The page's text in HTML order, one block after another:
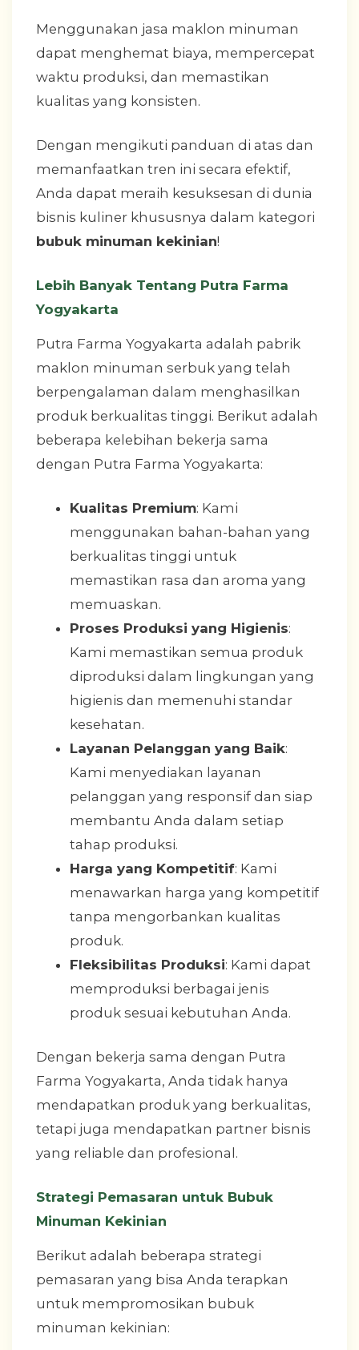
Menggunakan jasa maklon minuman
dapat menghemat biaya, mempercepat
waktu produksi, dan memastikan
kualitas yang konsisten.
Dengan mengikuti panduan di atas dan
memanfaatkan tren ini secara efektif,
Anda dapat meraih kesuksesan di dunia
bisnis kuliner khususnya dalam kategori
bubuk minuman kekinian!
Lebih Banyak Tentang Putra Farma
Yogyakarta
Putra Farma Yogyakarta adalah pabrik
maklon minuman serbuk yang telah
berpengalaman dalam menghasilkan
produk berkualitas tinggi. Berikut adalah
beberapa kelebihan bekerja sama
dengan Putra Farma Yogyakarta:
Kualitas Premium: Kami
menggunakan bahan-bahan yang
berkualitas tinggi untuk
memastikan rasa dan aroma yang
memuaskan.
Proses Produksi yang Higienis:
Kami memastikan semua produk
diproduksi dalam lingkungan yang
higienis dan memenuhi standar
kesehatan.
Layanan Pelanggan yang Baik:
Kami menyediakan layanan
pelanggan yang responsif dan siap
membantu Anda dalam setiap
tahap produksi.
Harga yang Kompetitif: Kami
menawarkan harga yang kompetitif
tanpa mengorbankan kualitas
produk.
Fleksibilitas Produksi: Kami dapat
memproduksi berbagai jenis
produk sesuai kebutuhan Anda.
Dengan bekerja sama dengan Putra
Farma Yogyakarta, Anda tidak hanya
mendapatkan produk yang berkualitas,
tetapi juga mendapatkan partner bisnis
yang reliable dan profesional.
Strategi Pemasaran untuk Bubuk
Minuman Kekinian
Berikut adalah beberapa strategi
pemasaran yang bisa Anda terapkan
untuk mempromosikan bubuk
minuman kekinian: